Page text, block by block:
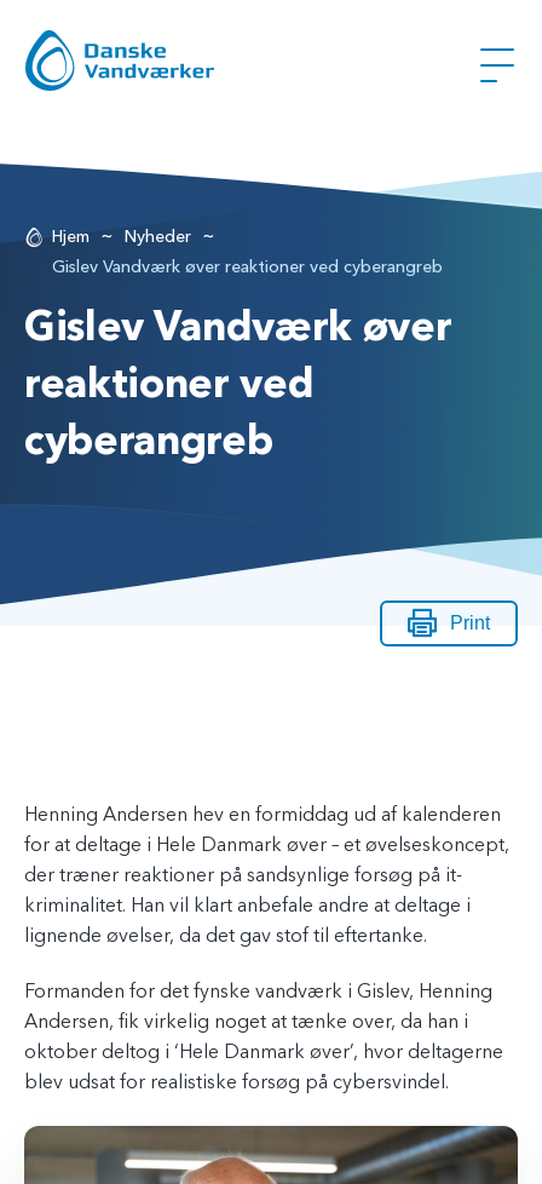
Hjem ~ Nyheder ~
Gislev Vandværk øver reaktioner ved cyberangreb
Gislev Vandværk øver
reaktioner ved
cyberangreb
Print
Henning Andersen hev en formiddag ud af kalenderen
for at deltage i Hele Danmark øver – et øvelseskoncept,
der træner reaktioner på sandsynlige forsøg på it-
kriminalitet. Han vil klart anbefale andre at deltage i
lignende øvelser, da det gav stof til eftertanke.
Formanden for det fynske vandværk i Gislev, Henning
Andersen, fik virkelig noget at tænke over, da han i
oktober deltog i ‘Hele Danmark øver’, hvor deltagerne
blev udsat for realistiske forsøg på cybersvindel.